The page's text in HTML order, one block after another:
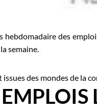
hebdomadaire des
semaine.
des mondes de la